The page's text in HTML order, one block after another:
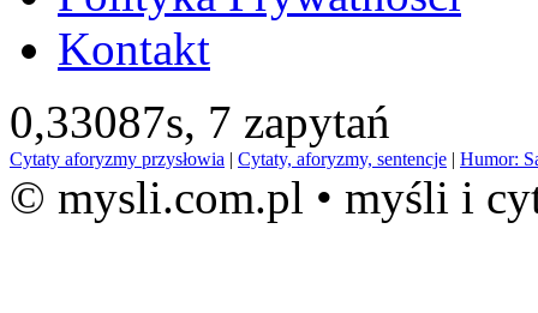
Kontakt
0,33087s, 7 zapytań
Cytaty aforyzmy przysłowia | Cytaty, aforyzmy, sentencje | Humor:
© mysli.com.pl • myśli i